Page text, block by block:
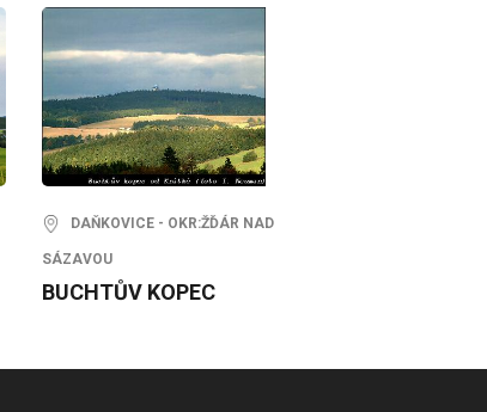
DAŇKOVICE - OKR:ŽĎÁR NAD
SÁZAVOU
BUCHTŮV KOPEC